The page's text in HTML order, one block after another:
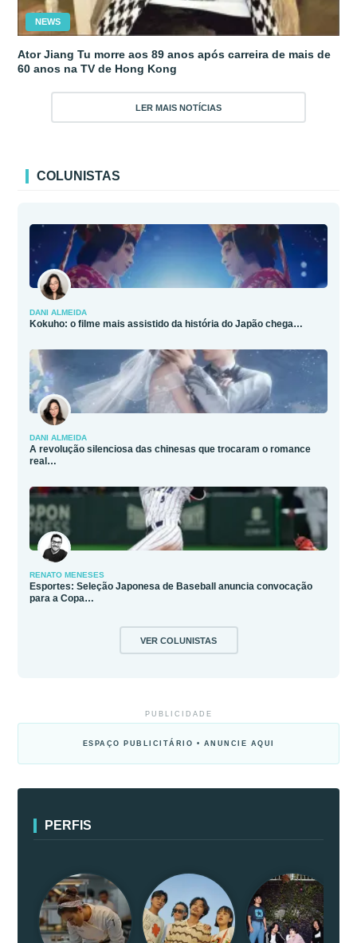
NEWS
Ator Jiang Tu morre aos 89 anos após carreira de mais de
60 anos na TV de Hong Kong
LER MAIS NOTÍCIAS
COLUNISTAS
DANI ALMEIDA
Kokuho: o filme mais assistido da história do Japão chega…
DANI ALMEIDA
A revolução silenciosa das chinesas que trocaram o romance
real…
RENATO MENESES
Esportes: Seleção Japonesa de Baseball anuncia convocação
para a Copa…
VER COLUNISTAS
PUBLICIDADE
ESPAÇO PUBLICITÁRIO • ANUNCIE AQUI
PERFIS